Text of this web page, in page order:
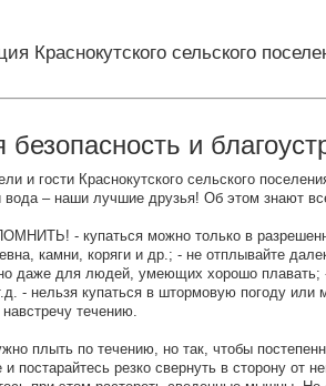
Краснокутского сельского
и
и гости Краснокутского сельского
– наши лучшие друзья! Об этом знают
- купаться можно только в
камни, коряги и др.; - не отплывайте
даже для людей, умеющих хорошо плавать; -
- нельзя купаться в штормовую погоду
течению.
плыть по течению, но так, чтобы
и постарайтесь резко свернуть в сторону